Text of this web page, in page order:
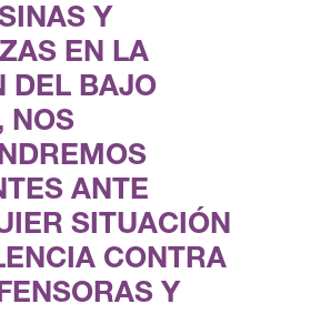
Y
EN LA
DEL BAJO
NOS
ANTE
SITUACIÓN
CONTRA
Y